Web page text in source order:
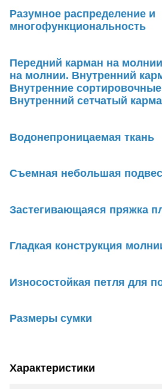
Разумное распределение и
многофункциональность
Передний карман на
на молнии. Внутренний
Внутренние
Внутренний сетчатый
Водонепроницаемая ткань
Съемная небольшая
Застегивающаяся пряжка
Гладкая конструкция
Износостойкая петля для
Размеры сумки
Характеристики